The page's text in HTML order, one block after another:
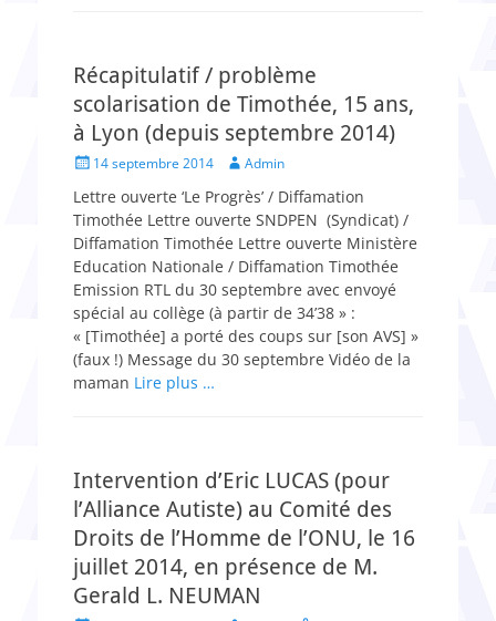
Récapitulatif / problème
scolarisation de Timothée, 15 ans,
à Lyon (depuis septembre 2014)
Posted14 septembre 2014 Author
Admin
Lettre ouverte ‘Le Progrès’ / Diffamation
Timothée Lettre ouverte SNDPEN (Syndicat) /
Diffamation Timothée Lettre ouverte Ministère
Education Nationale / Diffamation Timothée
Emission RTL du 30 septembre avec envoyé
spécial au collège (à partir de 34’38 » :
« [Timothée] a porté des coups sur [son AVS] »
(faux !) Message du 30 septembre Vidéo de la
maman Lire plus …
Intervention d’Eric LUCAS (pour
l’Alliance Autiste) au Comité des
Droits de l’Homme de l’ONU, le 16
juillet 2014, en présence de M.
Gerald L. NEUMAN